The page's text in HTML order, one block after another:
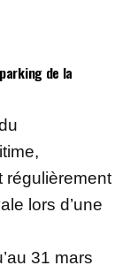
de la
régulièrement
lors d’une
31 mars